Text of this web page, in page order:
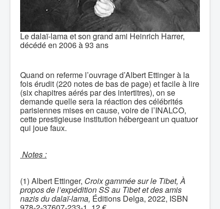
Le dalaï-lama et son grand ami Heinrich Harrer,
décédé en 2006 à 93 ans
Quand on referme l’ouvrage d’Albert Ettinger à la
fois érudit (220 notes de bas de page) et facile à lire
(six chapitres aérés par des intertitres), on se
demande quelle sera la réaction des célébrités
parisiennes mises en cause, voire de l’INALCO,
cette prestigieuse institution hébergeant un quatuor
qui joue faux.
Notes :
(1) Albert Ettinger, Croix gammée sur le Tibet, À
propos de l’expédition SS au Tibet et des amis
nazis du dalaï-lama, Éditions Delga, 2022, ISBN